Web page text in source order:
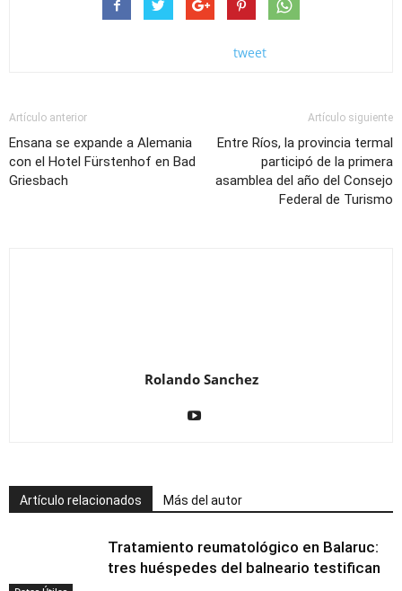
tweet
Artículo anterior
Ensana se expande a Alemania
con el Hotel Fürstenhof en Bad
Griesbach
Artículo siguiente
Entre Ríos, la provincia termal
participó de la primera
asamblea del año del Consejo
Federal de Turismo
Rolando Sanchez
Artículo relacionados Más del autor
Tratamiento reumatológico en Balaruc:
tres huéspedes del balneario testifican